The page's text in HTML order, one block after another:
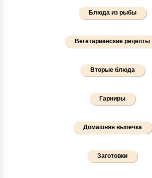
Блюда из рыбы
Вегетарианские рецепты
Вторые блюда
Гарниры
Домашняя выпечка
Заготовки